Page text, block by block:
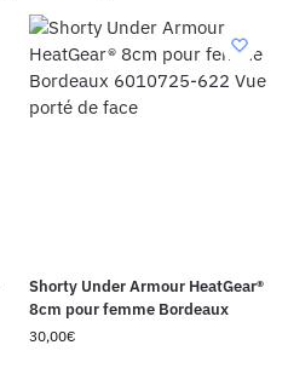
Shorty Under Armour HeatGear®
8cm pour femme Bordeaux
30,00€